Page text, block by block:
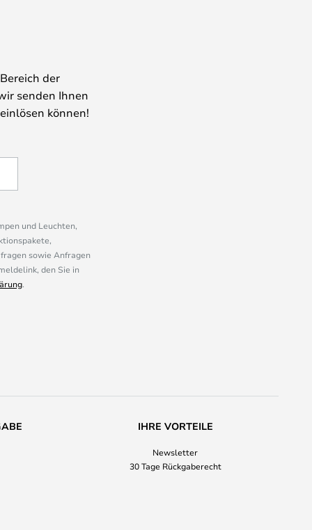
der
senden Ihnen
können!
und Leuchten,
sowie Anfragen
den Sie in
.
IHRE VORTEILE
Newsletter
30 Tage Rückgaberecht